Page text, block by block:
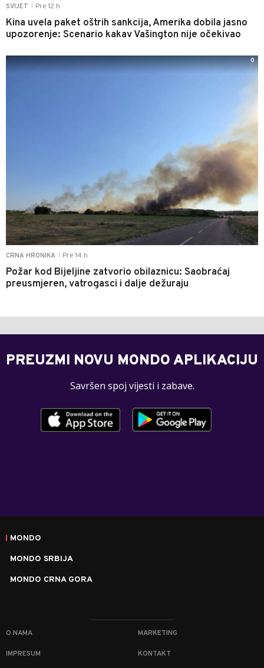
SVIJET Pre 12 h
Kina uvela paket oštrih sankcija, Amerika dobila jasno
upozorenje: Scenario kakav Vašington nije očekivao
CRNA HRONIKA Pre 14 h
Požar kod Bijeljine zatvorio obilaznicu: Saobraćaj
preusmjeren, vatrogasci i dalje dežuraju
0
PREUZMI NOVU MONDO APLIKACIJU
Savršen spoj vijesti i zabave.
MONDO
MONDO SRBIJA
MONDO CRNA GORA
O NAMA MARKETING
IMPRESUM KONTAKT